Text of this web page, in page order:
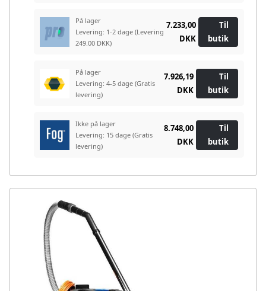
På lager
Levering: 1-2 dage (Levering
249.00 DKK)
7.233,00
DKK
Til
butik
På lager
Levering: 4-5 dage (Gratis
levering)
7.926,19
DKK
Til
butik
Ikke på lager
Levering: 15 dage (Gratis
levering)
8.748,00
DKK
Til
butik